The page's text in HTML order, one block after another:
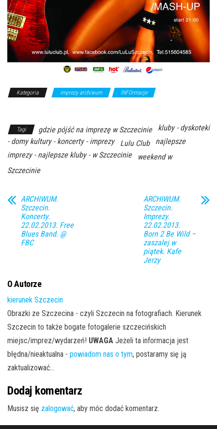
Kategoria imprezy archiwum INFOrmacje
Tagi gdzie pójść na imprezę w Szczecinie
kluby - dyskoteki
- domy kultury - koncerty - imprezy
Lulu Club
najlepsze
imprezy - najlepsze kluby - w Szczecinie
weekend w
Szczecinie
ARCHIWUM.
Szczecin.
Koncerty.
22.02.2013. Free
Blues Band. @
FBC
ARCHIWUM.
Szczecin.
Imprezy.
22.02.2013.
Born 2 Be Wild –
zaszalej w
piątek. Kafe
Jerzy
O Autorze
kierunek Szczecin
Obrazki ze Szczecina - czyli Szczecin na fotografiach. Kierunek
Szczecin to także bogate fotogalerie szczecińskich
miejsc/imprez/wydarzeń! UWAGA Jeżeli ta informacja jest
błędna/nieaktualna - powiadom nas o tym, postaramy się ją
zaktualizować...
Dodaj komentarz
Musisz się zalogować, aby móc dodać komentarz.